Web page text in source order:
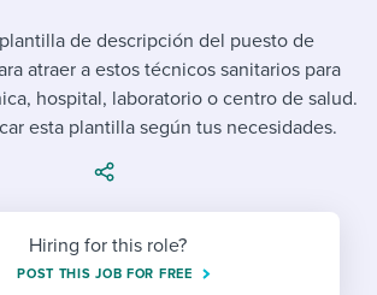
Mobilizing AI in my work
Evaluating candidates
Working together with others
Maintaining hiring pipelines
Developing & retaining people
Job description templates
Policy templates
Onboarding checklists
I WANT TO LEARN ABOUT...
Pay & benefits
Attend webinars & events
Workable customer stories
Explore Workable
Request a demo
de descripción del puesto de
atraer a estos técnicos sanitarios para
hospital, laboratorio o centro de salud.
esta plantilla según tus necesidades.
Hiring for this role?
POST THIS JOB FOR FREE